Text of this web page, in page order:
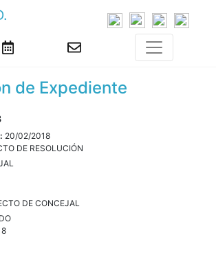
de Expediente
20/02/2018
DE RESOLUCIÓN
DE CONCEJAL